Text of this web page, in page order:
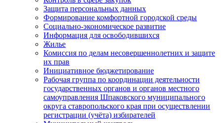
Защита персональных данных
Формирование комфортной городской среды
Социально-экономическое развитие
Информация для освободившихся
Жилье
Комиссия по делам несовершеннолетних и защите
их прав
Инициативное бюджетирование
Рабочая группа по координации деятельности
государственных органов и органов местного
самоуправления Шпаковского муниципального
округа ставропольского края при осуществлении
регистрации (учёта) избирателей